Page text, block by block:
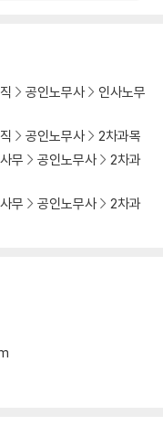
이점
개념
: JCM)
system model)
공인노무사
인사노무
공인노무사
2차과목
무 공인노무사
2차과
무 공인노무사
2차과